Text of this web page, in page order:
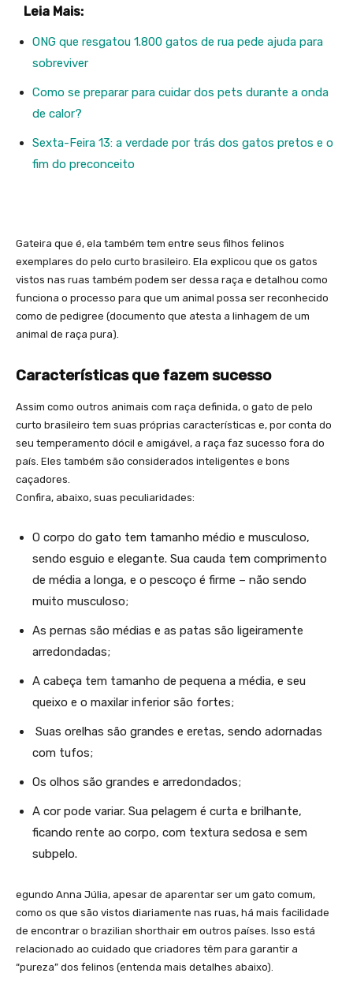
Leia Mais:
ONG que resgatou 1.800 gatos de rua pede ajuda para
sobreviver
Como se preparar para cuidar dos pets durante a onda
de calor?
Sexta-Feira 13: a verdade por trás dos gatos pretos e o
fim do preconceito
Gateira que é, ela também tem entre seus filhos felinos
exemplares do pelo curto brasileiro. Ela explicou que os gatos
vistos nas ruas também podem ser dessa raça e detalhou como
funciona o processo para que um animal possa ser reconhecido
como de pedigree (documento que atesta a linhagem de um
animal de raça pura).
Características que fazem sucesso
Assim como outros animais com raça definida, o gato de pelo
curto brasileiro tem suas próprias características e, por conta do
seu temperamento dócil e amigável, a raça faz sucesso fora do
país. Eles também são considerados inteligentes e bons
caçadores.
Confira, abaixo, suas peculiaridades:
O corpo do gato tem tamanho médio e musculoso,
sendo esguio e elegante. Sua cauda tem comprimento
de média a longa, e o pescoço é firme – não sendo
muito musculoso;
As pernas são médias e as patas são ligeiramente
arredondadas;
A cabeça tem tamanho de pequena a média, e seu
queixo e o maxilar inferior são fortes;
Suas orelhas são grandes e eretas, sendo adornadas
com tufos;
Os olhos são grandes e arredondados;
A cor pode variar. Sua pelagem é curta e brilhante,
ficando rente ao corpo, com textura sedosa e sem
subpelo.
egundo Anna Júlia, apesar de aparentar ser um gato comum,
como os que são vistos diariamente nas ruas, há mais facilidade
de encontrar o brazilian shorthair em outros países. Isso está
relacionado ao cuidado que criadores têm para garantir a
“pureza” dos felinos (entenda mais detalhes abaixo).